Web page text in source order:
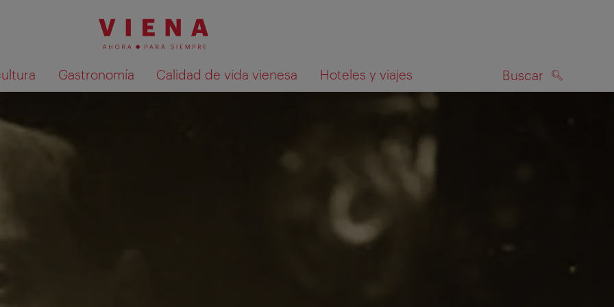
Gastronomía Calidad de vida vienesa Hoteles y viajes Buscar
BUSCAR